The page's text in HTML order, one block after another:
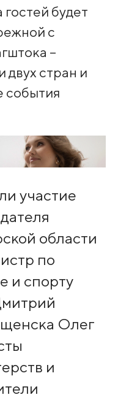
будет
с
–
стран и
события
участие
области
по
и спорту
Олег
и